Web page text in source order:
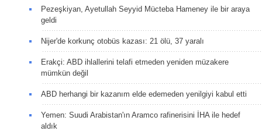
Pezeşkiyan, Ayetullah Seyyid Mücteba Hameney ile bir araya
geldi
Nijer'de korkunç otobüs kazası: 21 ölü, 37 yaralı
Erakçi: ABD ihlallerini telafi etmeden yeniden müzakere
mümkün değil
ABD herhangi bir kazanım elde edemeden yenilgiyi kabul etti
Yemen: Suudi Arabistan'ın Aramco rafinerisini İHA ile hedef
aldık